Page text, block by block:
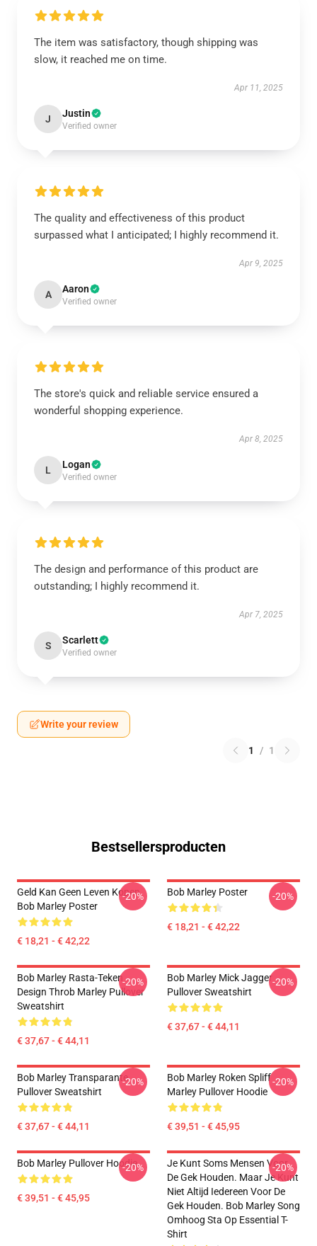
The item was satisfactory, though shipping was
slow, it reached me on time.
Apr 11, 2025
J Justin
Verified owner
The quality and effectiveness of this product
surpassed what I anticipated; I highly recommend it.
Apr 9, 2025
A Aaron
Verified owner
The store's quick and reliable service ensured a
wonderful shopping experience.
Apr 8, 2025
L Logan
Verified owner
The design and performance of this product are
outstanding; I highly recommend it.
Apr 7, 2025
S Scarlett
Verified owner
Write your review
1 / 1
Bestsellersproducten
Geld Kan Geen Leven Kopen
Bob Marley Poster
€ 18,21 - € 42,22
-20% Bob Marley Poster
€ 18,21 - € 42,22
-20%
Bob Marley Rasta-Teken
Design Throb Marley Pullover
Sweatshirt
€ 37,67 - € 44,11
-20%
Bob Marley Mick Jagger
Pullover Sweatshirt
€ 37,67 - € 44,11
-20%
Bob Marley Transparante
Pullover Sweatshirt
€ 37,67 - € 44,11
-20%
Bob Marley Roken Spliff
Marley Pullover Hoodie
€ 39,51 - € 45,95
-20%
Bob Marley Pullover Hoodie
€ 39,51 - € 45,95
-20%
Je Kunt Soms Mensen Voor
De Gek Houden. Maar Je Kunt
Niet Altijd Iedereen Voor De
Gek Houden. Bob Marley Song
Omhoog Sta Op Essential T-
Shirt
-20%